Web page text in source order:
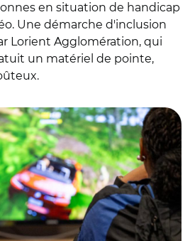
en situation de handicap
Une démarche d'inclusion
Lorient Agglomération, qui
un matériel de pointe,